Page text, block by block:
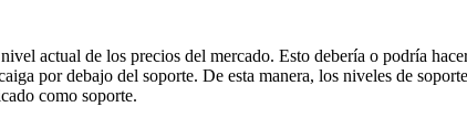
actual de los precios del mercado. Esto debería o podría
por debajo del soporte. De esta manera, los niveles de
como soporte.